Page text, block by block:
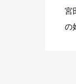
宮
の